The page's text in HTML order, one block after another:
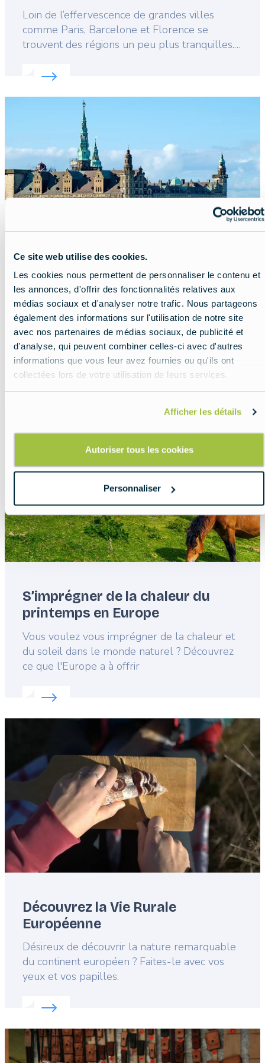
Ce site web utilise des cookies.
Les cookies nous permettent de personnaliser le contenu et
les annonces, d'offrir des fonctionnalités relatives aux
médias sociaux et d'analyser notre trafic. Nous partageons
également des informations sur l'utilisation de notre site
avec nos partenaires de médias sociaux, de publicité et
d'analyse, qui peuvent combiner celles-ci avec d'autres
informations que vous leur avez fournies ou qu'ils ont
collectées lors de votre utilisation de leurs services.
Afficher les détails
Autoriser tous les cookies
Personnaliser
Lead
Loin de l’effervescence de grandes villes
comme Paris, Barcelone et Florence se
trouvent des régions un peu plus tranquilles.
les jambes et respirer l’air le plus frais
européennes.
Read more about:
Découvrir deux sites secrets de
l’UNESCO
Lead
Explorez les sites européens de l'UNESCO
pour vous rapprocher du passé de la manière
la plus tangible et la plus remarquable qui
soit.
Read more about: Découvrir deux sites secrets de
image
S’imprégner de la chaleur du
printemps en Europe
Lead
Vous voulez vous imprégner de la chaleur et
du soleil dans le monde naturel ? Découvrez
ce que l'Europe a à offrir
Read more about:
Découvrez la Vie Rurale
Européenne
Lead
Désireux de découvrir la nature remarquable
du continent européen ? Faites-le avec vos
yeux et vos papilles.
Read more about:
Featured
image